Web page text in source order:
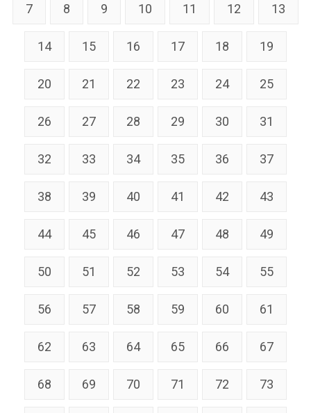
7 8 9 10 11 12 13
14 15 16 17 18 19
20 21 22 23 24 25
26 27 28 29 30 31
32 33 34 35 36 37
38 39 40 41 42 43
44 45 46 47 48 49
50 51 52 53 54 55
56 57 58 59 60 61
62 63 64 65 66 67
68 69 70 71 72 73